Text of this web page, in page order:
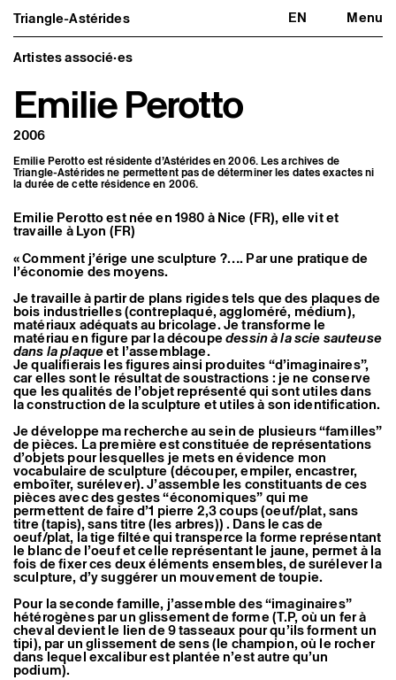
Triangle-Astérides EN Menu
Triangle-Astérides
Centre d’art contemporain
d’intérêt national
et résidence internationale d'artistes
Fermer
Présentation
À propos
Équipe et gouvernance
Formation professionnelle
Adhérer / nous soutenir
Informations pratiques
Programmation
Agenda : en cours et à venir
Expositions
Programmation éditoriale
Médiation
Publics associés
Les Nouveaux Commanditaires
Artistes résident·es et associé·es
Résident·es
Artistes associé·es
Hors-les-murs
Ancien·nes résident·es et artistes associé·es
Artistes associé·es
Emilie Perotto
2006
Emilie Perotto est résidente d’Astérides en 2006. Les archives de
Triangle-Astérides ne permettent pas de déterminer les dates exactes ni
la durée de cette résidence en 2006.
Emilie Perotto est née en 1980 à Nice (FR), elle vit et
travaille à Lyon (FR)
« Comment j’érige une sculpture ?…. Par une pratique de
l’économie des moyens.
Je travaille à partir de plans rigides tels que des plaques de
bois industrielles (contreplaqué, aggloméré, médium),
matériaux adéquats au bricolage. Je transforme le
matériau en figure par la découpedessin à la scie sauteuse
dans la plaqueet l’assemblage.
Je qualifierais les figures ainsi produites “d’imaginaires”,
car elles sont le résultat de soustractions : je ne conserve
que les qualités de l’objet représenté qui sont utiles dans
la construction de la sculpture et utiles à son identification.
Je développe ma recherche au sein de plusieurs “familles”
de pièces. La première est constituée de représentations
d’objets pour lesquelles je mets en évidence mon
vocabulaire de sculpture (découper, empiler, encastrer,
emboîter, surélever). J’assemble les constituants de ces
pièces avec des gestes “économiques” qui me
permettent de faire d’1 pierre 2,3 coups (oeuf/plat, sans
titre (tapis), sans titre (les arbres)) . Dans le cas de
oeuf/plat, la tige filtée qui transperce la forme représentant
le blanc de l’oeuf et celle représentant le jaune, permet à la
fois de fixer ces deux éléments ensembles, de surélever la
sculpture, d’y suggérer un mouvement de toupie.
Pour la seconde famille, j’assemble des “imaginaires”
hétérogènes par un glissement de forme (T.P, où un fer à
cheval devient le lien de 9 tasseaux pour qu’ils forment un
tipi), par un glissement de sens (le champion, où le rocher
dans lequel excalibur est plantée n’est autre qu’un
podium).